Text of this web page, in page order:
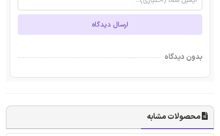
ارسال دیدگاه
بدون دیدگاه
محصولات مشابه